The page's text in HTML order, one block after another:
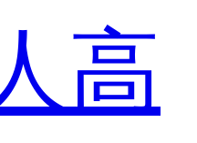
高